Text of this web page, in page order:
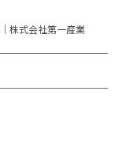
株式会社第一産業